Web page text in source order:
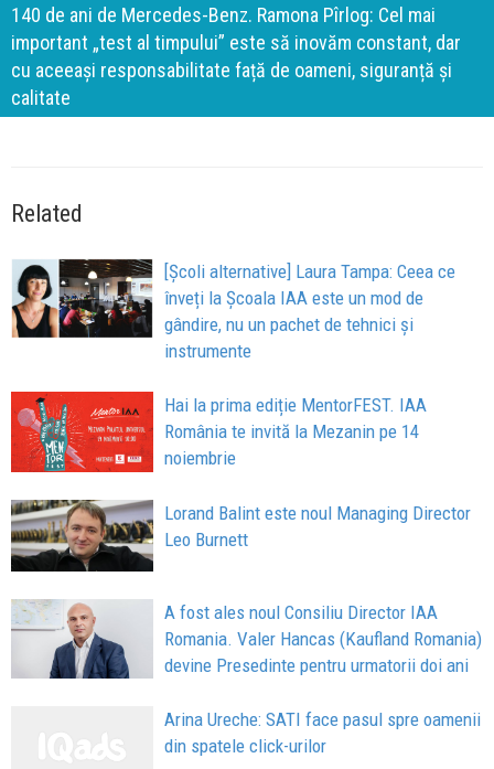
140 de ani de Mercedes-Benz. Ramona Pîrlog: Cel mai
important „test al timpului” este să inovăm constant, dar
cu aceeași responsabilitate față de oameni, siguranță și
calitate
Related
[Școli alternative] Laura Tampa: Ceea ce
înveți la Școala IAA este un mod de
gândire, nu un pachet de tehnici și
instrumente
Hai la prima ediție MentorFEST. IAA
România te invită la Mezanin pe 14
noiembrie
Lorand Balint este noul Managing Director
Leo Burnett
A fost ales noul Consiliu Director IAA
Romania. Valer Hancas (Kaufland Romania)
devine Presedinte pentru urmatorii doi ani
Arina Ureche: SATI face pasul spre oamenii
din spatele click-urilor